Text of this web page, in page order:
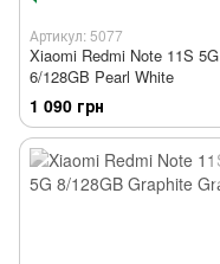
Артикул: 5077
Xiaomi Redmi Note 11S 5G
6/128GB Pearl White
1 090 грн